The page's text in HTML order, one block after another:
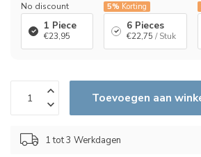
No discount
1 Piece
€23,95
5% Korting
6 Pieces
€22,75 / Stuk
Toevoegen aan
1 tot 3 Werkdagen